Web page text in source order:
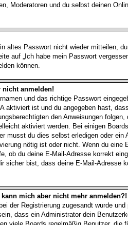
Moderatoren und du selbst deinen
altes Passwort nicht wieder mitteilen,
auf „Ich habe mein Passwort
können.
anmelden!
und das richtige Passwort
aktiviert ist und du angegeben hast,
den Anweisungen
aktiviert werden. Bei einigen
musst du dies selbst erledigen oder ein
nötig ist oder nicht. Wenn du eine
ob du deine E-Mail-Adresse korrekt
sicher bist, dass deine E-Mail-Adresse
mich aber nicht mehr anmelden?!
der Registrierung zugesandt wurde und
dass ein Administrator dein